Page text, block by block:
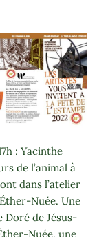
: Yacinthe
de l’animal à
dans l’atelier
Nuée. Une
Doré de Jésus-
Nuée, une